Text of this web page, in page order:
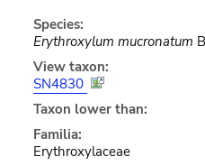
Species:
Erythroxylum mucronatum
View taxon:
SN4830
Taxon lower than:
Familia:
Erythroxylaceae